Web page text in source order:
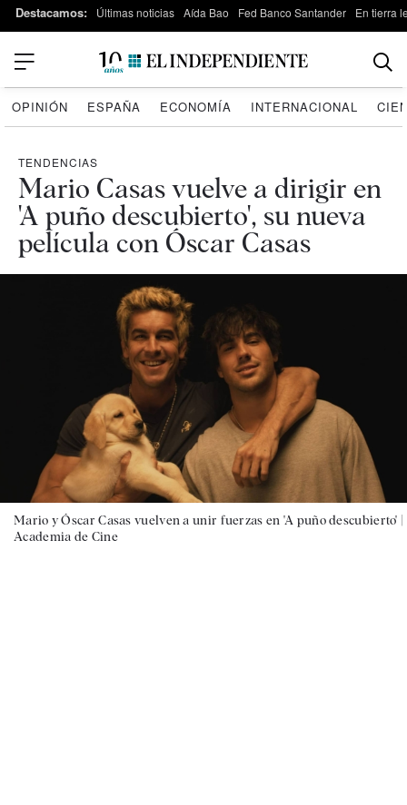
Destacamos: Últimas noticias Aída Bao Fed Banco Santander En tierra
OPINIÓN ESPAÑA ECONOMÍA INTERNACIONAL
TENDENCIAS
Mario Casas vuelve a dirigir en
'A puño descubierto', su nueva
película con Óscar Casas
Mario y Óscar Casas vuelven a unir fuerzas en 'A puño descubierto' |
Academia de Cine